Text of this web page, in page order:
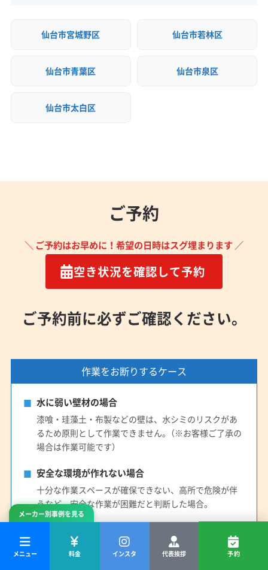
仙台市宮城野区 仙台市若林区
仙台市青葉区 仙台市泉区
仙台市太白区
メーカー別事例を見る
メニュー 料金 インスタ 代表挨拶 予約
ご予約
＼ ご予約はお早めに！希望の日時はスグ埋まります ／
空き状況を確認して予約
ご予約前に必ずご確認ください。
作業をお断りするケース
水に弱い壁材の場合
漆喰・珪藻土・布製などの壁は、水シミのリスクがあ
るため原則として作業できません。（※お客様ご了承の
場合は作業可能です）
安全な環境が作れない場合
十分な作業スペースが確保できない、高所で危険が伴
うなど、安全な作業が困難だと判断した場合。
一部の特殊な機種や、構造上分解が困難な「お掃除機能
付きエアコン」は対応できない場合がございます。ご予